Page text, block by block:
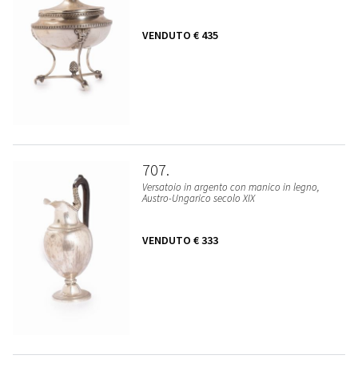
VENDUTO € 435
707
Versatoio in argento con manico in legno,
Austro-Ungarico secolo XIX
VENDUTO € 333